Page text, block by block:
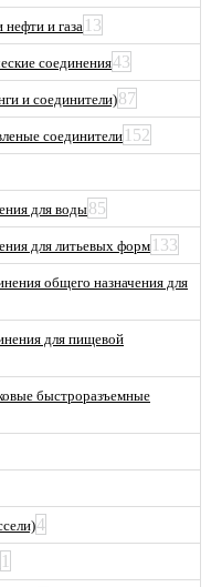
и газа13
соединения43
и соединители)87
соединители152
для воды85
для литьевых форм133
общего назначения для
для пищевой
быстроразъемные
4
1